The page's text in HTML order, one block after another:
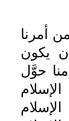
أمرنا
يكون
منا حوَّل